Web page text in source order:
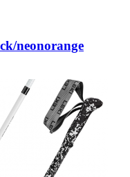
neonorange